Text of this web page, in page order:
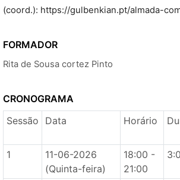
(coord.): https://gulbenkian.pt/almada-
FORMADOR
Rita de Sousa cortez Pinto
CRONOGRAMA
Sessão
Data Horário
1
11-06-2026
(Quinta-feira)
18:00 -
21:00